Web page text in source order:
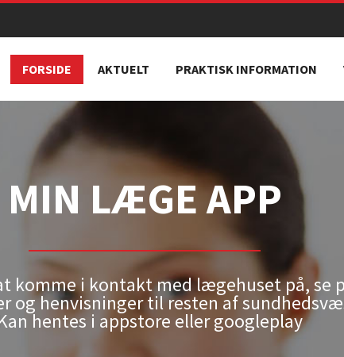
FORSIDE AKTUELT PRAKTISK INFORMATION
MIN LÆGE APP
komme i kontakt med lægehuset på, se
og henvisninger til resten af
hentes i appstore eller googleplay